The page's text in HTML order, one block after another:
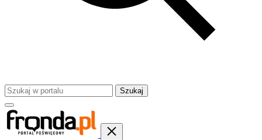
Szukaj